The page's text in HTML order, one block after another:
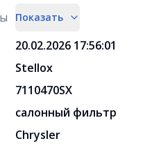
Показать
20.02.2026 17:56:01
Stellox
7110470SX
салонный фильтр
Chrysler